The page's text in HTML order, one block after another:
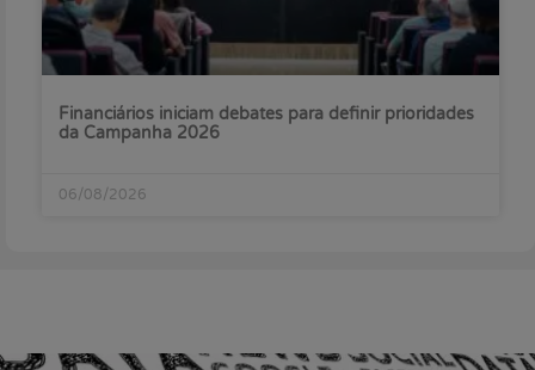
Financiários iniciam debates para definir prioridades
da Campanha 2026
06/08/2026